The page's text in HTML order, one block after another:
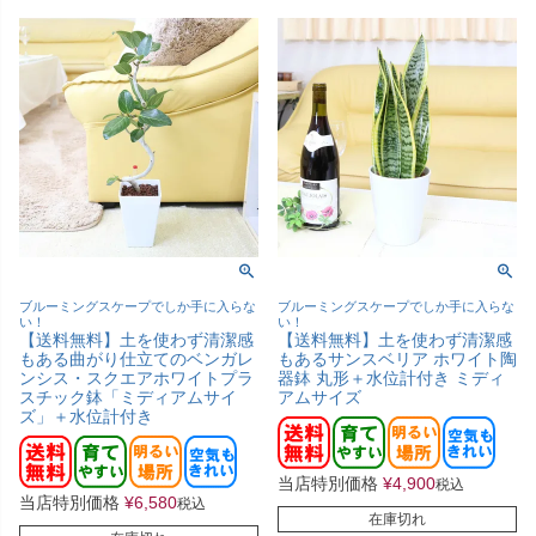
ブルーミングスケープでしか手に入らな
い！
【送料無料】土を使わず清潔感
もある曲がり仕立てのベンガレ
ンシス・スクエアホワイトプラ
スチック鉢「ミディアムサイ
ズ」＋水位計付き
当店特別価格 ¥6,580税込
ブルーミングスケープでしか手に入らな
い！
【送料無料】土を使わず清潔感
もあるサンスベリア ホワイト陶
器鉢 丸形＋水位計付き ミディ
アムサイズ
当店特別価格 ¥4,900税込
在庫切れ